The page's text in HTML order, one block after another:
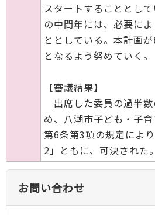
スタートすることとし
の中間年には、必要に
ととしている。本計画
となるよう努めていく。
【審議結果】
出席した委員の過半
め、八潮市子ども・子
第6条第3項の規定によ
2」ともに、可決された。
お問い合わせ